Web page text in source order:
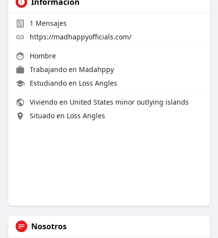
1 Mensajes
https://madhappyofficials.com/
Hombre
Trabajando en Madahppy
Estudiando en Loss Angles
Viviendo en United States minor outlying islands
Situado en Loss Angles
Nosotros